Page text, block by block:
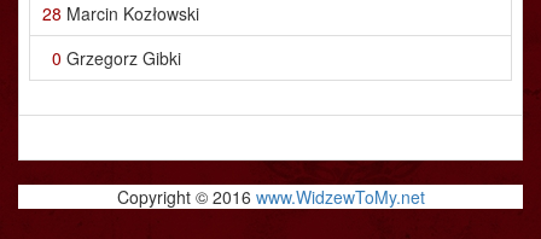
28 Marcin Kozłowski
0 Grzegorz Gibki
Copyright © 2016 www.WidzewToMy.net